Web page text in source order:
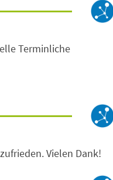
Terminliche
Vielen Dank!